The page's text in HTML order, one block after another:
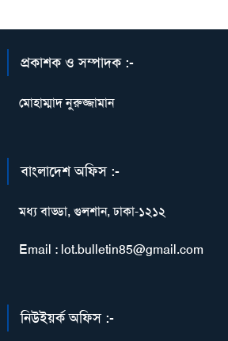
প্রকাশক ও সম্পাদক :-
মোহাম্মাদ নুরুজ্জামান
বাংলাদেশ অফিস :-
মধ্য বাড্ডা, গুলশান, ঢাকা-১২১২
Email : lot.bulletin85@gmail.com
নিউইয়র্ক অফিস :-